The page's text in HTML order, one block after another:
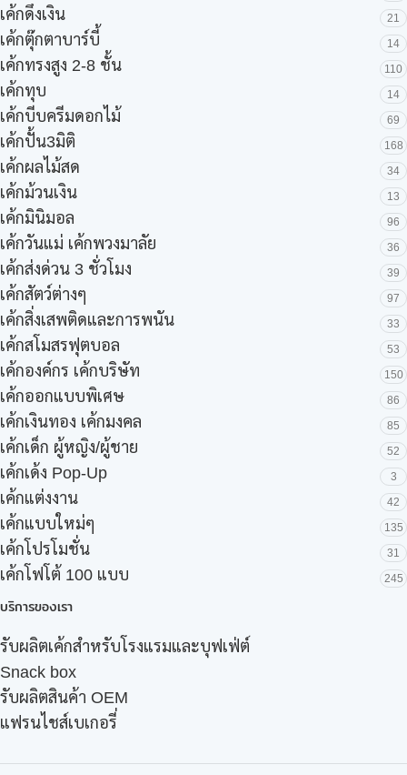
เค้กดึงเงิน 21
เค้กตุ๊กตาบาร์บี้ 14
เค้กทรงสูง 2-8 ชั้น 110
เค้กทุบ 14
เค้กบีบครีมดอกไม้ 69
เค้กปั้น3มิติ 168
เค้กผลไม้สด 34
เค้กม้วนเงิน 13
เค้กมินิมอล 96
เค้กวันแม่ เค้กพวงมาลัย 36
เค้กส่งด่วน 3 ชั่วโมง 39
เค้กสัตว์ต่างๆ 97
เค้กสิ่งเสพติดและการพนัน 33
เค้กสโมสรฟุตบอล 53
เค้กองค์กร เค้กบริษัท 150
เค้กออกแบบพิเศษ 86
เค้กเงินทอง เค้กมงคล 85
เค้กเด็ก ผู้หญิง/ผู้ชาย 52
เค้กเด้ง Pop-Up 3
เค้กแต่งงาน 42
เค้กแบบใหม่ๆ 135
เค้กโปรโมชั่น 31
เค้กโฟโต้ 100 แบบ 245
บริการของเรา
รับผลิตเค้กสำหรับโรงแรมและบุฟเฟ่ต์
Snack box
รับผลิตสินค้า OEM
แฟรนไชส์เบเกอรี่